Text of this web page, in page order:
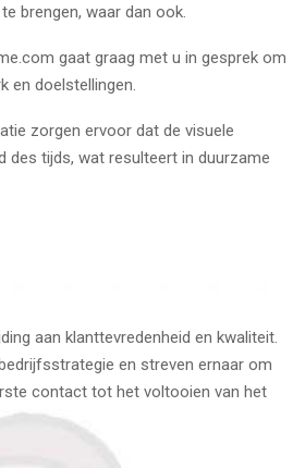
brengen, waar dan ook.
gaat graag met u in gesprek om
en doelstellingen.
zorgen ervoor dat de visuele
des tijds, wat resulteert in duurzame
aan klanttevredenheid en kwaliteit.
en streven ernaar om
contact tot het voltooien van het